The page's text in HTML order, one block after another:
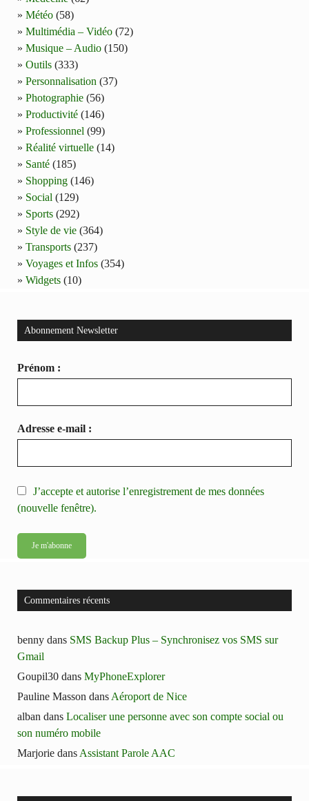
Météo (58)
Multimédia – Vidéo (72)
Musique – Audio (150)
Outils (333)
Personnalisation (37)
Photographie (56)
Productivité (146)
Professionnel (99)
Réalité virtuelle (14)
Santé (185)
Shopping (146)
Social (129)
Sports (292)
Style de vie (364)
Transports (237)
Voyages et Infos (354)
Widgets (10)
Abonnement Newsletter
Prénom :
Adresse e-mail :
J’accepte et autorise l’enregistrement de mes données
(nouvelle fenêtre).
Commentaires récents
benny dans SMS Backup Plus – Synchronisez vos SMS sur
Gmail
Goupil30 dans MyPhoneExplorer
Pauline Masson dans Aéroport de Nice
alban dans Localiser une personne avec son compte social ou
son numéro mobile
Marjorie dans Assistant Parole AAC